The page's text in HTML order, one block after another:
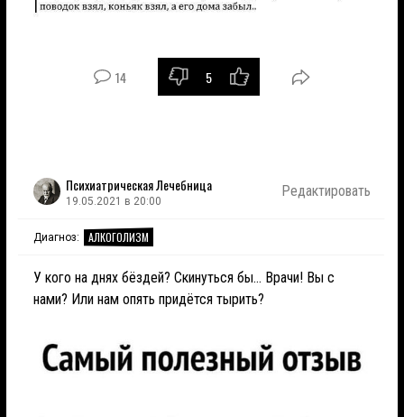
14 5
Психиатрическая Лечебница
19.05.2021 в 20:00
Редактировать
Диагноз: АЛКОГОЛИЗМ
У кого на днях бёздей? Скинуться бы... Врачи! Вы с
нами? Или нам опять придётся тырить?